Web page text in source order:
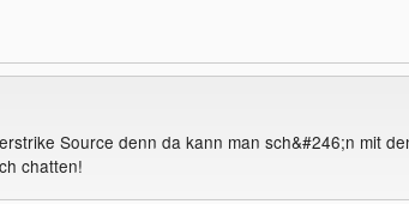
Source denn da kann man sch&#246;n mit
chatten!